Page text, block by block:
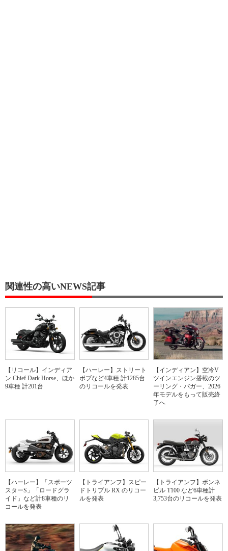
関連性の高いNEWS記事
【リコール】インディア
ン Chief Dark Horse、ほか
9車種 計201台
【ハーレー】ストリート
ボブなど4車種 計1285台
のリコールを発表
【インディアン】空冷V
ツインエンジン搭載のツ
ーリング・バガー、2026
年モデルをもって販売終
了へ
【ハーレー】「スポーツ
スターS」「ロードグラ
イド」など計8車種のリ
コールを発表
【トライアンフ】スピー
ドトリプル RX のリコー
ルを発表
【トライアンフ】ボンネ
ビル T100 など6車種計
3,753台のリコールを発表